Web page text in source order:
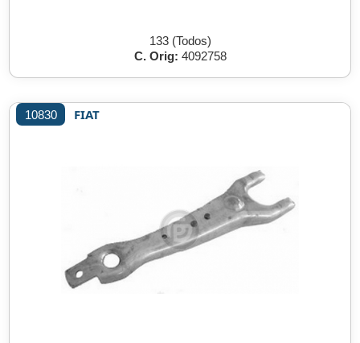
133 (Todos)
C. Orig: 4092758
10830 FIAT